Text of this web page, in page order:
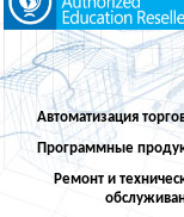
Автоматизация
Программные
Ремонт и